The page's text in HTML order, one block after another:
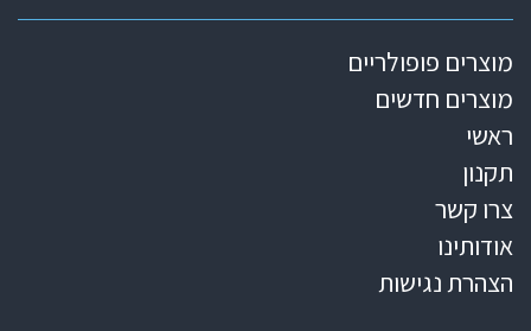
מוצרים פופולריים
מוצרים חדשים
ראשי
תקנון
צרו קשר
אודותינו
הצהרת נגישות